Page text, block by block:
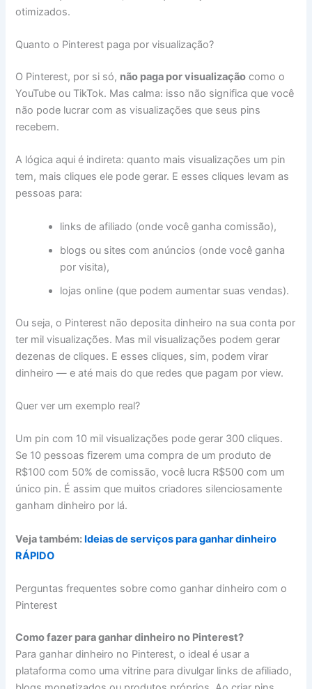
otimizados.
Quanto o Pinterest paga por visualização?
O Pinterest, por si só, não paga por visualização como o
YouTube ou TikTok. Mas calma: isso não significa que você
não pode lucrar com as visualizações que seus pins
recebem.
A lógica aqui é indireta: quanto mais visualizações um pin
tem, mais cliques ele pode gerar. E esses cliques levam as
pessoas para:
links de afiliado (onde você ganha comissão),
blogs ou sites com anúncios (onde você ganha
por visita),
lojas online (que podem aumentar suas vendas).
Ou seja, o Pinterest não deposita dinheiro na sua conta por
ter mil visualizações. Mas mil visualizações podem gerar
dezenas de cliques. E esses cliques, sim, podem virar
dinheiro — e até mais do que redes que pagam por view.
Quer ver um exemplo real?
Um pin com 10 mil visualizações pode gerar 300 cliques.
Se 10 pessoas fizerem uma compra de um produto de
R$100 com 50% de comissão, você lucra R$500 com um
único pin. É assim que muitos criadores silenciosamente
ganham dinheiro por lá.
Veja também: Ideias de serviços para ganhar dinheiro
RÁPIDO
Perguntas frequentes sobre como ganhar dinheiro com o
Pinterest
Como fazer para ganhar dinheiro no Pinterest?
Para ganhar dinheiro no Pinterest, o ideal é usar a
plataforma como uma vitrine para divulgar links de afiliado,